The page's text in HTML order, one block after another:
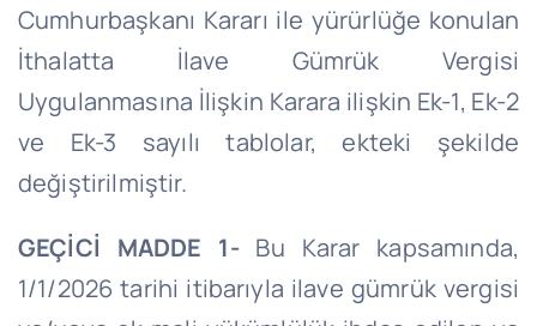
Cumhurbaşkanı Kararı ile yürürlüğe konulan
İthalatta İlave Gümrük Vergisi
Uygulanmasına İlişkin Karara ilişkin Ek-1, Ek-2
ve Ek-3 sayılı tablolar, ekteki şekilde
değiştirilmiştir.
GEÇİCİ MADDE 1-Bu Karar kapsamında,
1/1/2026 tarihi itibarıyla ilave gümrük vergisi